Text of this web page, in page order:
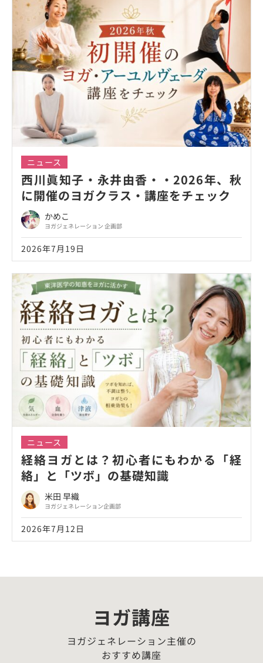
ニュース
西川眞知子・永井由香・・2026年、秋
に開催のヨガクラス・講座をチェック
かめこ
ヨガジェネレーション 企画部
2026年7月19日
ニュース
経絡ヨガとは？初心者にもわかる「経
絡」と「ツボ」の基礎知識
米田 早織
ヨガジェネレーション企画部
2026年7月12日
ヨガ講座
ヨガジェネレーション主催の
おすすめ講座